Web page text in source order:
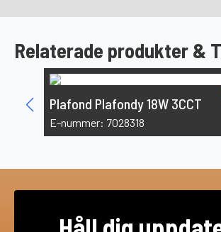
Relaterade produkter &
Plafond Plafondy 18W 3CCT
E-nummer: 7028318